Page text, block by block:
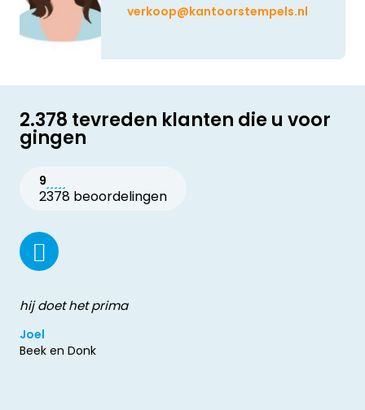
verkoop@kantoorstempels.nl
2.378 tevreden klanten die u voor
gingen
9
2378 beoordelingen
hij doet het prima
Joel
Beek en Donk